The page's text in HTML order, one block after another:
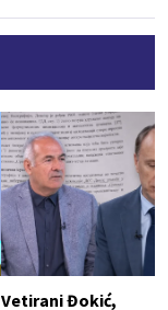
Vetirani Đokić,